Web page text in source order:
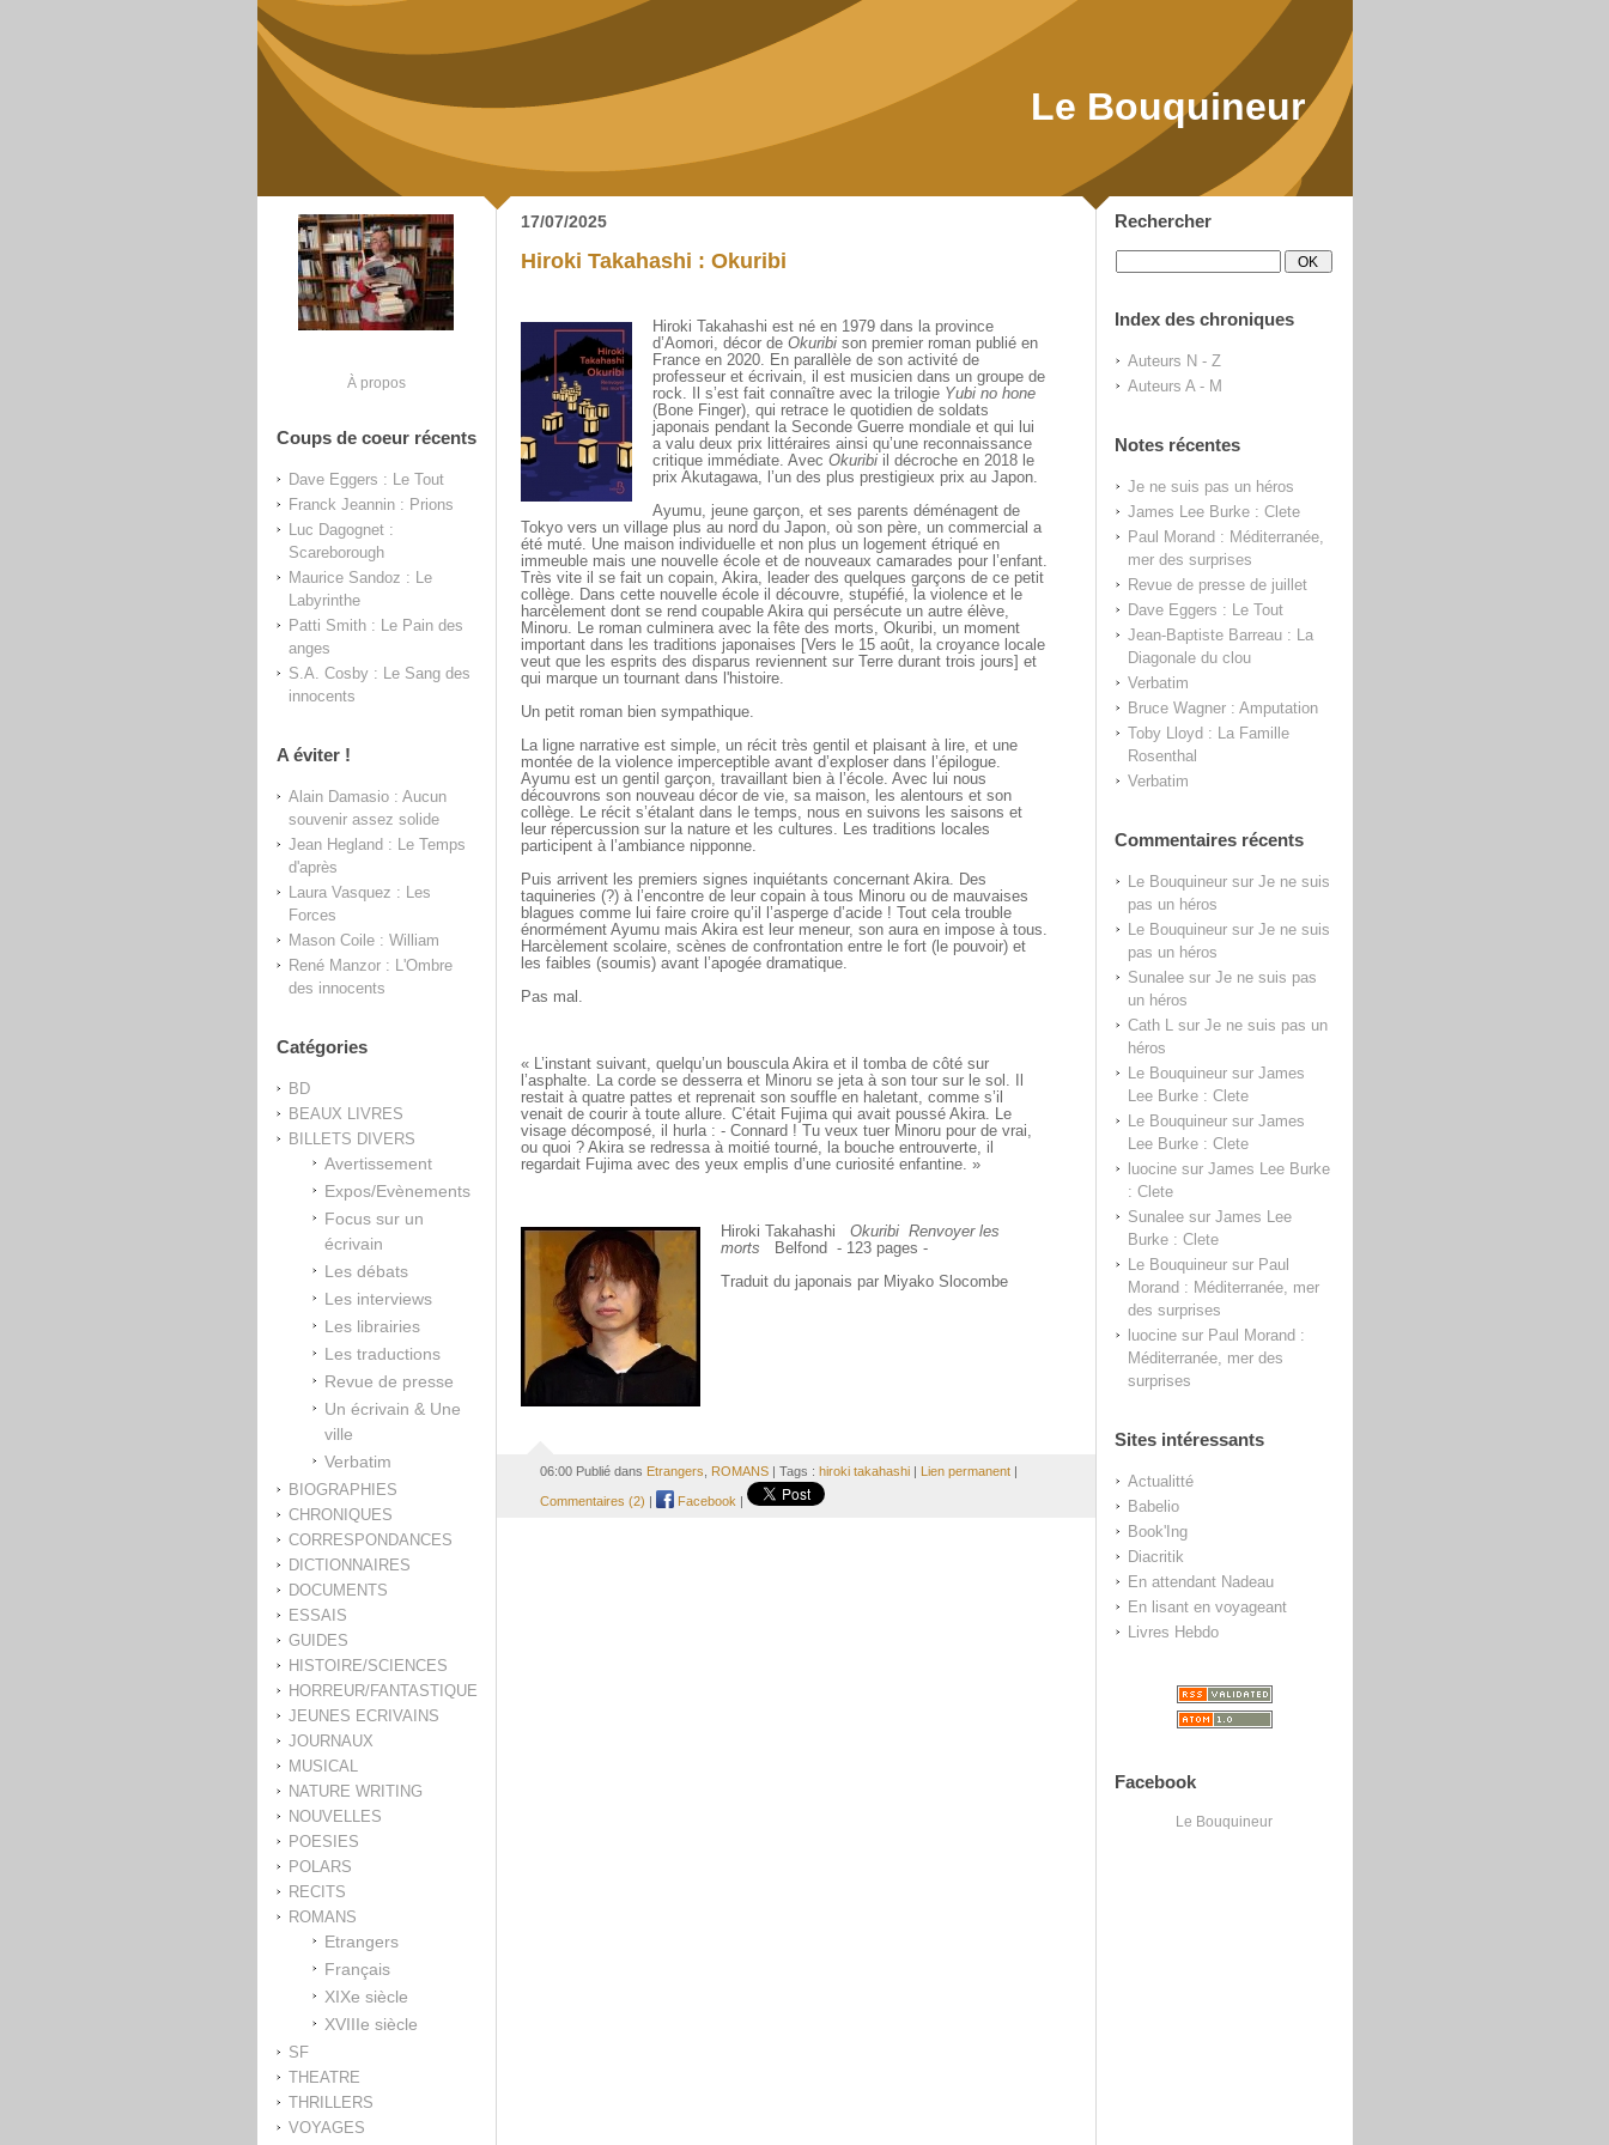
Le Bouquineur
À propos
Coups de coeur récents
Dave Eggers : Le Tout
Franck Jeannin : Prions
Luc Dagognet :
Scareborough
Maurice Sandoz : Le
Labyrinthe
Patti Smith : Le Pain des
anges
S.A. Cosby : Le Sang des
innocents
A éviter !
Alain Damasio : Aucun
souvenir assez solide
Jean Hegland : Le Temps
d'après
Laura Vasquez : Les
Forces
Mason Coile : William
René Manzor : L'Ombre
des innocents
Catégories
BD
BEAUX LIVRES
BILLETS DIVERS
Avertissement
Expos/Evènements
Focus sur un
écrivain
Les débats
Les interviews
Les librairies
Les traductions
Revue de presse
Un écrivain & Une
ville
Verbatim
BIOGRAPHIES
CHRONIQUES
CORRESPONDANCES
DICTIONNAIRES
DOCUMENTS
ESSAIS
GUIDES
HISTOIRE/SCIENCES
HORREUR/FANTASTIQUE
JEUNES ECRIVAINS
JOURNAUX
MUSICAL
NATURE WRITING
NOUVELLES
POESIES
POLARS
RECITS
ROMANS
Etrangers
Français
XIXe siècle
XVIIIe siècle
SF
THEATRE
THRILLERS
VOYAGES
Rechercher
Index des chroniques
Auteurs N - Z
Auteurs A - M
Notes récentes
Je ne suis pas un héros
James Lee Burke : Clete
Paul Morand : Méditerranée,
mer des surprises
Revue de presse de juillet
Dave Eggers : Le Tout
Jean-Baptiste Barreau : La
Diagonale du clou
Verbatim
Bruce Wagner : Amputation
Toby Lloyd : La Famille
Rosenthal
Verbatim
Commentaires récents
Le Bouquineursur Je ne suis
pas un héros
Le Bouquineursur Je ne suis
pas un héros
Sunaleesur Je ne suis pas
un héros
Cath Lsur Je ne suis pas un
héros
Le Bouquineursur James
Lee Burke : Clete
Le Bouquineursur James
Lee Burke : Clete
luocinesur James Lee Burke
: Clete
Sunaleesur James Lee
Burke : Clete
Le Bouquineursur Paul
Morand : Méditerranée, mer
des surprises
luocinesur Paul Morand :
Méditerranée, mer des
surprises
Sites intéressants
Actualitté
Babelio
Book'Ing
Diacritik
En attendant Nadeau
En lisant en voyageant
Livres Hebdo
Facebook
Le Bouquineur
17/07/2025
Hiroki Takahashi : Okuribi
Hiroki Takahashi est né en 1979 dans la province
d’Aomori, décor deOkuribi son premier roman publié en
France en 2020. En parallèle de son activité de
professeur et écrivain, il est musicien dans un groupe de
rock. Il s’est fait connaître avec la trilogie Yubi no hone
(Bone Finger), qui retrace le quotidien de soldats
japonais pendant la Seconde Guerre mondiale et qui lui
a valu deux prix littéraires ainsi qu’une reconnaissance
critique immédiate. AvecOkuribi il décroche en 2018 le
prix Akutagawa, l’un des plus prestigieux prix au Japon.
Ayumu, jeune garçon, et ses parents déménagent de
Tokyo vers un village plus au nord du Japon, où son père, un commercial a
été muté. Une maison individuelle et non plus un logement étriqué en
immeuble mais une nouvelle école et de nouveaux camarades pour l’enfant.
Très vite il se fait un copain, Akira, leader des quelques garçons de ce petit
collège. Dans cette nouvelle école il découvre, stupéfié, la violence et le
harcèlement dont se rend coupable Akira qui persécute un autre élève,
Minoru. Le roman culminera avec la fête des morts, Okuribi, un moment
important dans les traditions japonaises [Vers le 15 août, la croyance locale
veut que les esprits des disparus reviennent sur Terre durant trois jours] et
qui marque un tournant dans l'histoire.
Un petit roman bien sympathique.
La ligne narrative est simple, un récit très gentil et plaisant à lire, et une
montée de la violence imperceptible avant d’exploser dans l’épilogue.
Ayumu est un gentil garçon, travaillant bien à l’école. Avec lui nous
découvrons son nouveau décor de vie, sa maison, les alentours et son
collège. Le récit s’étalant dans le temps, nous en suivons les saisons et
leur répercussion sur la nature et les cultures. Les traditions locales
participent à l’ambiance nipponne.
Puis arrivent les premiers signes inquiétants concernant Akira. Des
taquineries (?) à l’encontre de leur copain à tous Minoru ou de mauvaises
blagues comme lui faire croire qu’il l’asperge d’acide ! Tout cela trouble
énormément Ayumu mais Akira est leur meneur, son aura en impose à tous.
Harcèlement scolaire, scènes de confrontation entre le fort (le pouvoir) et
les faibles (soumis) avant l’apogée dramatique.
Pas mal.
« L’instant suivant, quelqu’un bouscula Akira et il tomba de côté sur
l’asphalte. La corde se desserra et Minoru se jeta à son tour sur le sol. Il
restait à quatre pattes et reprenait son souffle en haletant, comme s’il
venait de courir à toute allure. C’était Fujima qui avait poussé Akira. Le
visage décomposé, il hurla : - Connard ! Tu veux tuer Minoru pour de vrai,
ou quoi ? Akira se redressa à moitié tourné, la bouche entrouverte, il
regardait Fujima avec des yeux emplis d’une curiosité enfantine. »
Hiroki TakahashiOkuribi Renvoyer les
morts Belfond - 123 pages -
Traduit du japonais par Miyako Slocombe
06:00 Publié dans Etrangers ROMANS| Tags : hiroki takahashi| Lien permanent|
Commentaires (2) Facebook